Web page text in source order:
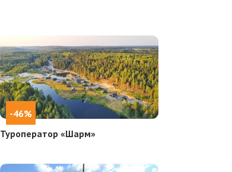
-46%
Туроператор «Шарм»